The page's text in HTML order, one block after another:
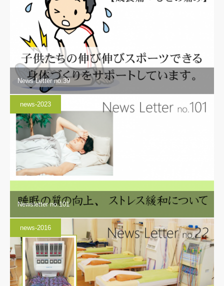
News Letter no.39
news-2023
Newsletter no.101
news-2016